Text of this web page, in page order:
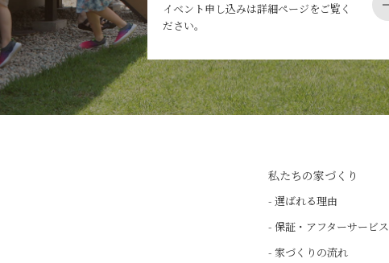
イベント申し込みは詳細ページをご覧く
ださい。
私たちの家づくり
- 選ばれる理由
- 保証・アフターサービス
- 家づくりの流れ